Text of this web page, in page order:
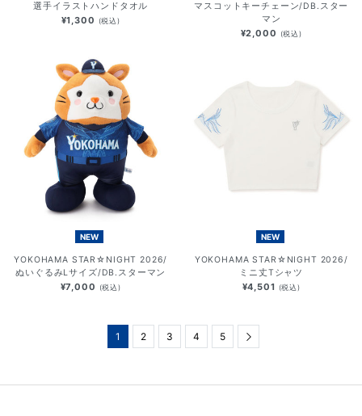
選手イラストハンドタオル
¥1,300 (税込)
マスコットキーチェーン/DB.スター
マン
¥2,000 (税込)
NEW
YOKOHAMA STAR☆NIGHT 2026/
ぬいぐるみLサイズ/DB.スターマン
¥7,000 (税込)
NEW
YOKOHAMA STAR☆NIGHT 2026/
ミニ丈Tシャツ
¥4,501 (税込)
1 2 3 4 5